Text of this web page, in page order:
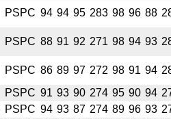
PSPC 94 94 95 283 98 96 88
PSPC 88 91 92 271 98 94 93
PSPC 86 89 97 272 98 91 94
PSPC 91 93 90 274 95 90 94
PSPC 94 93 87 274 89 96 93